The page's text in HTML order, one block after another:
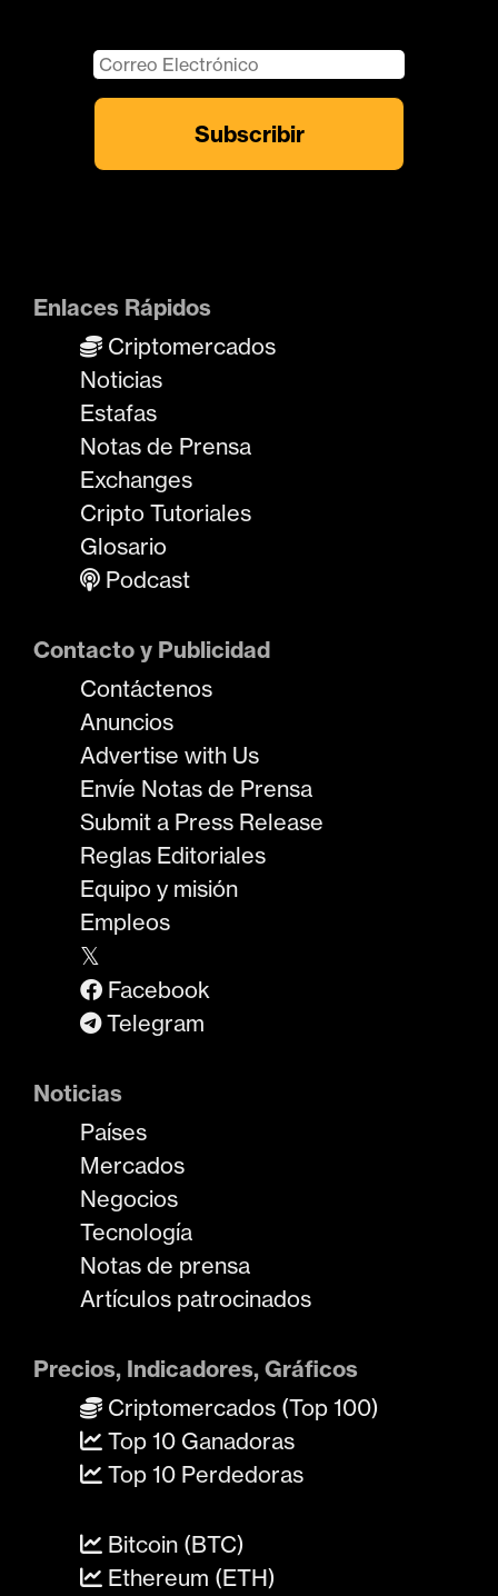
Enlaces Rápidos
Criptomercados
Noticias
Estafas
Notas de Prensa
Exchanges
Cripto Tutoriales
Glosario
Podcast
Contacto y Publicidad
Contáctenos
Anuncios
Advertise with Us
Envíe Notas de Prensa
Submit a Press Release
Reglas Editoriales
Equipo y misión
Empleos
𝕏
Facebook
Telegram
Noticias
Países
Mercados
Negocios
Tecnología
Notas de prensa
Artículos patrocinados
Precios, Indicadores, Gráficos
Criptomercados (Top 100)
Top 10 Ganadoras
Top 10 Perdedoras
Bitcoin (BTC)
Ethereum (ETH)